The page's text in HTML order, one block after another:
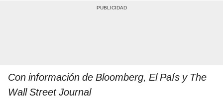
Con información de Bloomberg, El País y The
Wall Street Journal